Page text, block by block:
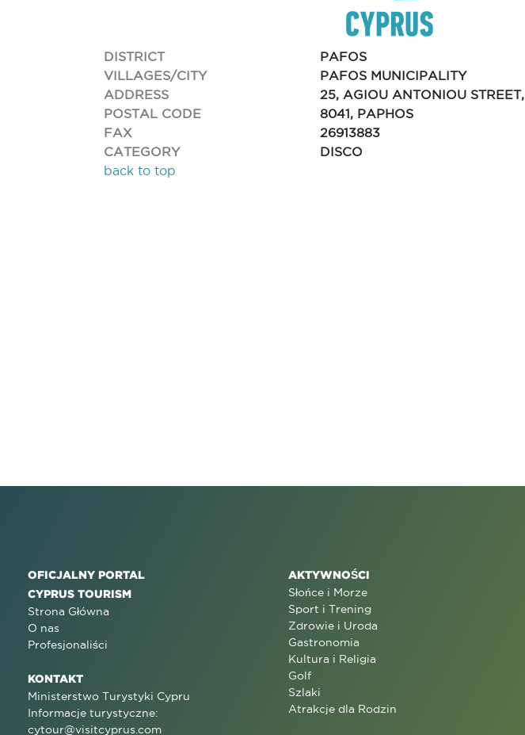
DISTRICT
PAFOS
VILLAGES/CITY
PAFOS MUNICIPALITY
ADDRESS
25, AGIOU ANTONIOU STREET,
POSTAL CODE
8041, PAPHOS
FAX
26913883
CATEGORY
DISCO
back to top
OFICJALNY PORTAL
CYPRUS TOURISM
Strona Główna
O nas
Profesjonaliści
KONTAKT
Ministerstwo Turystyki Cypru
Informacje turystyczne:
cytour@visitcyprus.com
AKTYWNOŚCI
Słońce i Morze
Sport i Trening
Zdrowie i Uroda
Gastronomia
Kultura i Religia
Golf
Szlaki
Atrakcje dla Rodzin